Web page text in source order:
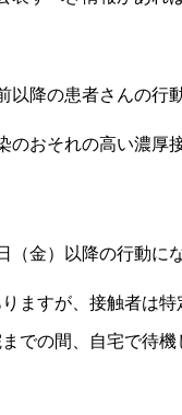
降の患者さんの行
おそれの高い濃厚
金）以降の行動にな
ますが、接触者は特
での間、自宅で待機